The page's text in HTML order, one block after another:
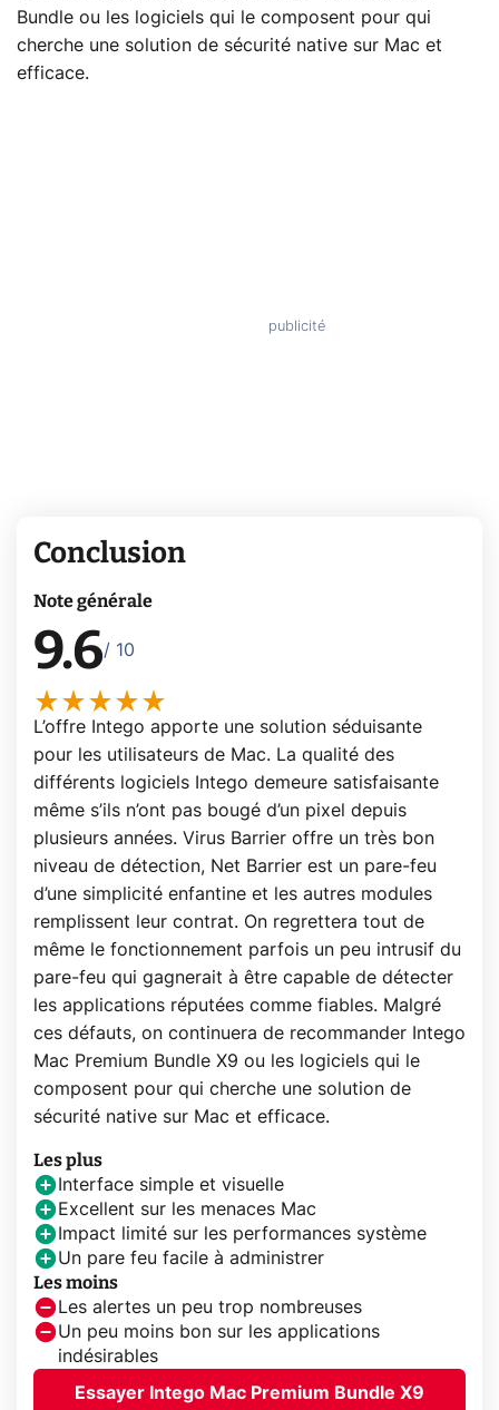
Bundle ou les logiciels qui le composent pour qui
cherche une solution de sécurité native sur Mac et
efficace.
Conclusion
Note générale
9.6/ 10
L’offre Intego apporte une solution séduisante
pour les utilisateurs de Mac. La qualité des
différents logiciels Intego demeure satisfaisante
même s’ils n’ont pas bougé d’un pixel depuis
plusieurs années. Virus Barrier offre un très bon
niveau de détection, Net Barrier est un pare-feu
d’une simplicité enfantine et les autres modules
remplissent leur contrat. On regrettera tout de
même le fonctionnement parfois un peu intrusif du
pare-feu qui gagnerait à être capable de détecter
les applications réputées comme fiables. Malgré
ces défauts, on continuera de recommander Intego
Mac Premium Bundle X9 ou les logiciels qui le
composent pour qui cherche une solution de
sécurité native sur Mac et efficace.
Les plus
Interface simple et visuelle
Excellent sur les menaces Mac
Impact limité sur les performances système
Un pare feu facile à administrer
Les moins
Les alertes un peu trop nombreuses
Un peu moins bon sur les applications
indésirables
Essayer Intego Mac Premium Bundle X9